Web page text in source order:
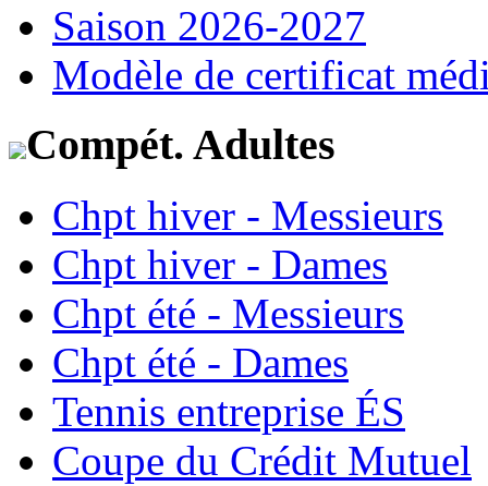
Saison 2026-2027
Modèle de certificat
Compét. Adultes
Chpt hiver - Messieurs
Chpt hiver - Dames
Chpt été - Messieurs
Chpt été - Dames
Tennis entreprise ÉS
Coupe du Crédit Mutuel